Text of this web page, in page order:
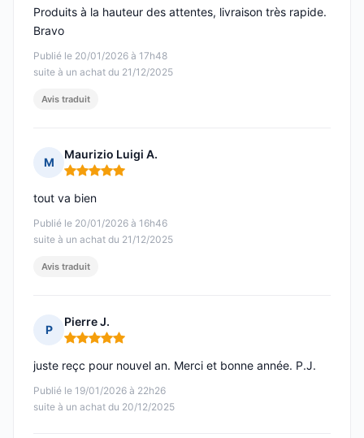
Publié le 20/01/2026 à 17h48
suite à un achat du 21/12/2025
Produits à la hauteur des attentes, livraison très rapide.
Bravo
Avis traduit
M
Maurizio Luigi A.
Note : 5 sur 5
Publié le 20/01/2026 à 16h46
suite à un achat du 21/12/2025
tout va bien
Avis traduit
P
Pierre J.
Note : 5 sur 5
Publié le 19/01/2026 à 22h26
suite à un achat du 20/12/2025
juste reçc pour nouvel an. Merci et bonne année. P.J.